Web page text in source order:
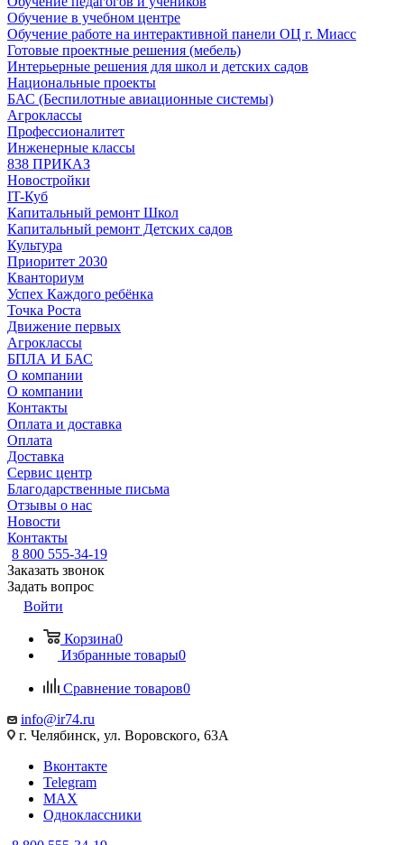
Обучение в учебном центре
Обучение работе на интерактивной панели ОЦ г. Миасс
Готовые проектные решения (мебель)
Интерьерные решения для школ и детских садов
Национальные проекты
БАС (Беспилотные авиационные системы)
Агроклассы
Профессионалитет
Инженерные классы
838 ПРИКАЗ
Новостройки
IT-Куб
Капитальный ремонт Школ
Капитальный ремонт Детских садов
Культура
Приоритет 2030
Кванториум
Успех Каждого ребёнка
Точка Роста
Движение первых
Агроклассы
БПЛА И БАС
О компании
О компании
Контакты
Оплата и доставка
Оплата
Доставка
Сервис центр
Благодарственные письма
Отзывы о нас
Новости
Контакты
8 800 555-34-19
Заказать звонок
Задать вопрос
Войти
Корзина0
Избранные товары0
Сравнение товаров0
info@ir74.ru
г. Челябинск, ул. Воровского, 63А
Вконтакте
Telegram
MAX
Одноклассники